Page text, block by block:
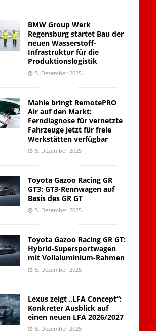
BMW Group Werk
Regensburg startet Bau der
neuen Wasserstoff-
Infrastruktur für die
Produktionslogistik
5. Dezember 2025
Mahle bringt RemotePRO
Air auf den Markt:
Ferndiagnose für vernetzte
Fahrzeuge jetzt für freie
Werkstätten verfügbar
5. Dezember 2025
Toyota Gazoo Racing GR
GT3: GT3-Rennwagen auf
Basis des GR GT
5. Dezember 2025
Toyota Gazoo Racing GR GT:
Hybrid-Supersportwagen
mit Vollaluminium-Rahmen
5. Dezember 2025
Lexus zeigt „LFA Concept“:
Konkreter Ausblick auf
einen neuen LFA 2026/2027
5. Dezember 2025